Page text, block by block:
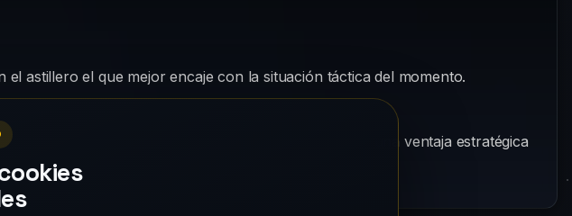
astillero el que mejor encaje con la situación táctica del momento.
vencer a otra mayor mal optimizada: el diseño es una ventaja estratégica